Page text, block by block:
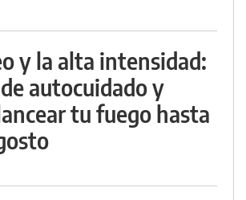
y la alta intensidad:
autocuidado y
tu fuego hasta